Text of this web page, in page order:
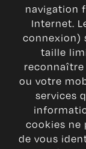
navigation
Internet.
connexion)
taille
ou votre
services
cookies ne
de vous